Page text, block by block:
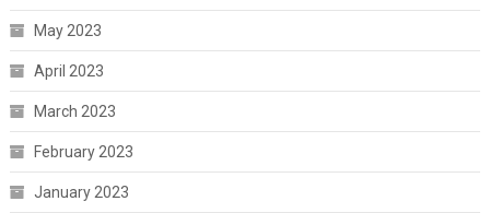
May 2023
April 2023
March 2023
February 2023
January 2023